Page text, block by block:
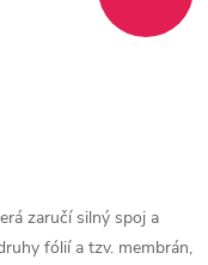
zaručí silný spoj a
fólií a tzv. membrán,